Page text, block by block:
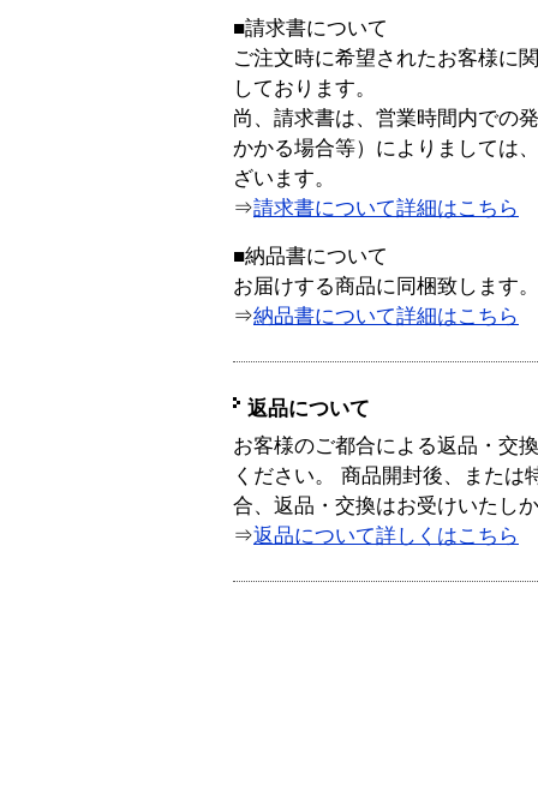
■請求書について
ご注文時に希望されたお客様に
しております。
尚、請求書は、営業時間内での
かかる場合等）によりましては
ざいます。
⇒請求書について詳細はこちら
■納品書について
お届けする商品に同梱致します。
⇒納品書について詳細はこちら
返品について
お客様のご都合による返品・交
ください。 商品開封後、または
合、返品・交換はお受けいたし
⇒返品について詳しくはこちら